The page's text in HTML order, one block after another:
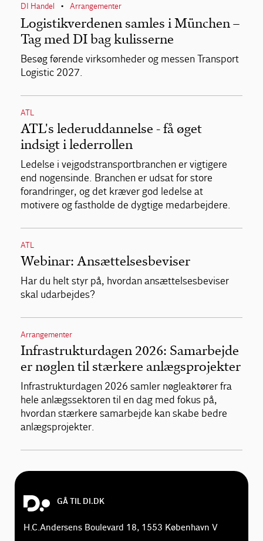
DI Handel • Arrangementer
Logistikverdenen samles i München –
Tag med DI bag kulisserne
Besøg førende virksomheder og messen Transport
Logistic 2027.
ATL
ATL's lederuddannelse - få øget
indsigt i lederrollen
Ledelse i vejgodstransportbranchen er vigtigere
end nogensinde. Branchen er udsat for store
forandringer, og det kræver god ledelse at
motivere og fastholde de dygtige medarbejdere.
ATL
Webinar: Ansættelsesbeviser
Har du helt styr på, hvordan ansættelsesbeviser
skal udarbejdes?
Arrangementer
Infrastrukturdagen 2026: Samarbejde
er nøglen til stærkere anlægsprojekter
Infrastrukturdagen 2026 samler nøgleaktører fra
hele anlægssektoren til en dag med fokus på,
hvordan stærkere samarbejde kan skabe bedre
anlægsprojekter.
GÅ TIL DI.DK
H.C.Andersens Boulevard 18, 1553 København V